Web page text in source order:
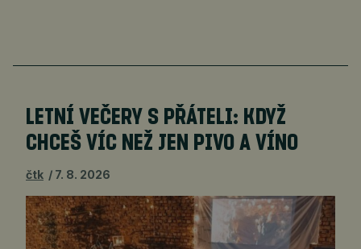
LETNÍ VEČERY S PŘÁTELI: KDYŽ
CHCEŠ VÍC NEŽ JEN PIVO A VÍNO
čtk 7. 8. 2026